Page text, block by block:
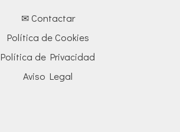
✉ Contactar
Política de Cookies
Política de Privacidad
Aviso Legal